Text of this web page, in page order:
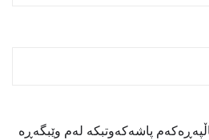
پاشەکەوتبکە لەم وێبگەڕە